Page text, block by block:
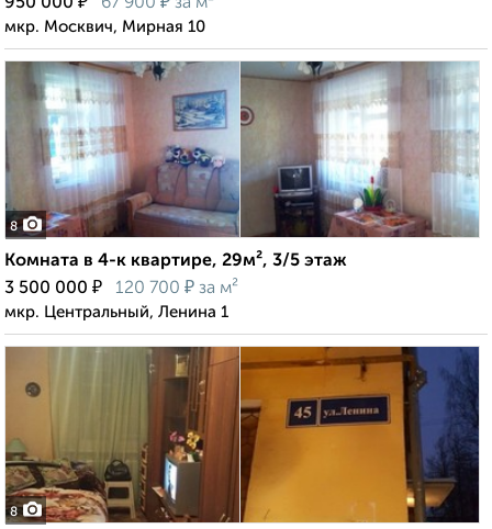
950 000
67 900 за м²
мкр. Москвич, Мирная 10
8
Комната в 4-к квартире, 29м², 3/5 этаж
3 500 000 ₽ 120 700 ₽ за м²
мкр. Центральный, Ленина 1
8